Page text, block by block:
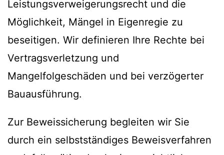
Leistungsverweigerungsrecht und die
Möglichkeit, Mängel in Eigenregie zu
beseitigen. Wir definieren Ihre Rechte bei
Vertragsverletzung und
Mangelfolgeschäden und bei verzögerter
Bauausführung.
Zur Beweissicherung begleiten wir Sie
durch ein selbstständiges Beweisverfahren